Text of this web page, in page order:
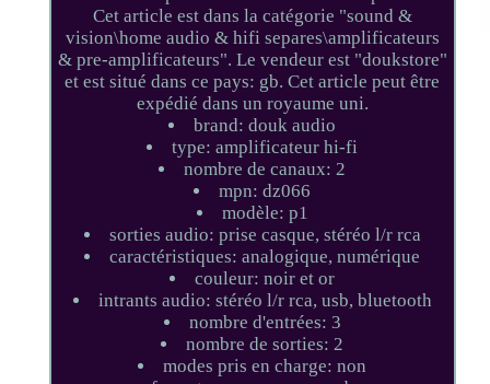
Cet article est dans la catégorie "sound &
vision\home audio & hifi separes\amplificateurs
& pre-amplificateurs". Le vendeur est "doukstore"
et est situé dans ce pays: gb. Cet article peut être
expédié dans un royaume uni.
brand: douk audio
type: amplificateur hi-fi
nombre de canaux: 2
mpn: dz066
modèle: p1
sorties audio: prise casque, stéréo l/r rca
caractéristiques: analogique, numérique
couleur: noir et or
intrants audio: stéréo l/r rca, usb, bluetooth
nombre d'entrées: 3
nombre de sorties: 2
modes pris en charge: non